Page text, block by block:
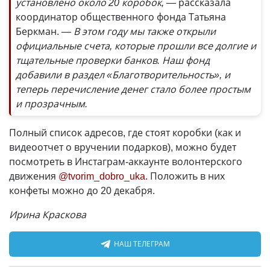
координатор общественного фонда Татьяна
Беркман. — В этом году мы также открыли
официальные счета, которые прошли все долгие и
тщательные проверки банков. Наш фонд
добавили в раздел «Благотворительность», и
теперь перечисление денег стало более простым
и прозрачным.
Полный список адресов, где стоят коробки (как и
видеоотчет о вручении подарков), можно будет
посмотреть в Инстаграм-аккаунте волонтерского
движения @tvorim_dobro_uka. Положить в них
конфеты можно до 20 декабря.
Ирина Краскова
НАШ ТЕЛЕГРАМ